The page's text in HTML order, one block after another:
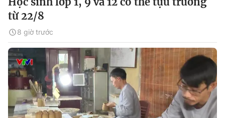
từ 22/8
8 giờ trước